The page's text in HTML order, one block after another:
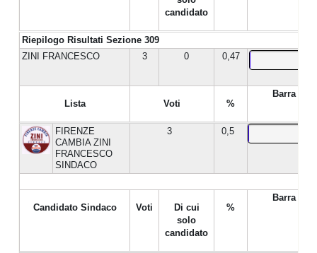
Riepilogo Risultati Sezione 309
candidato
ZINI FRANCESCO 3 0 0,47
Lista Voti %
Barra %
FIRENZE
CAMBIA ZINI
FRANCESCO
SINDACO
3 0,5
Candidato Sindaco Voti
Di cui
solo
candidato
%
Barra %